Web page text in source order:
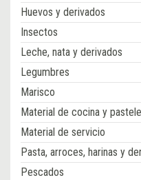
Huevos y derivados
Insectos
Leche, nata y derivados
Legumbres
Marisco
Material de cocina y
Material de servicio
Pasta, arroces, harinas y
Pescados